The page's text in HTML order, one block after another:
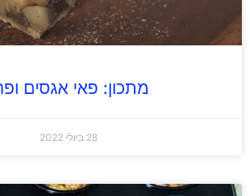
מתכון: פאי אגסים
28 ביולי 2022